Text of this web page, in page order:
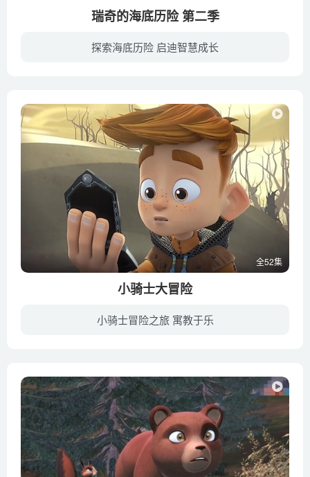
瑞奇的海底历险 第二季
探索海底历险 启迪智慧成长
全52集
小骑士大冒险
小骑士冒险之旅 寓教于乐